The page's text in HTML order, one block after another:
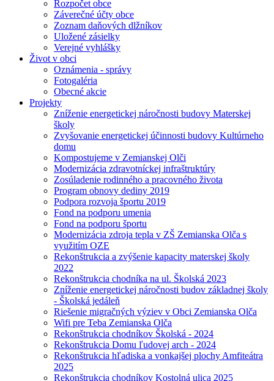
Rozpočet obce
Záverečné účty obce
Zoznam daňových dlžníkov
Uložené zásielky
Verejné vyhlášky
Život v obci
Oznámenia - správy
Fotogaléria
Obecné akcie
Projekty
Zníženie energetickej náročnosti budovy Materskej
školy
Zvyšovanie energetickej účinnosti budovy Kultúrneho
domu
Kompostujeme v Zemianskej Olči
Modernizácia zdravotníckej infraštruktúry
Zosúladenie rodinného a pracovného života
Program obnovy dediny 2019
Podpora rozvoja športu 2019
Fond na podporu umenia
Fond na podporu športu
Modernizácia zdroja tepla v ZŠ Zemianska Olča s
využitím OZE
Rekonštrukcia a zvýšenie kapacity materskej školy
2022
Rekonštrukcia chodníka na ul. Školská 2023
Zníženie energetickej náročnosti budov základnej školy
- Školská jedáleň
Riešenie migračných výziev v Obci Zemianska Olča
Wifi pre Teba Zemianska Olča
Rekonštrukcia chodníkov Školská - 2024
Rekonštrukcia Domu ľudovej arch - 2024
Rekonštrukcia hľadiska a vonkajšej plochy Amfiteátra
2025
Rekonštrukcia chodníkov Kostolná ulica 2025